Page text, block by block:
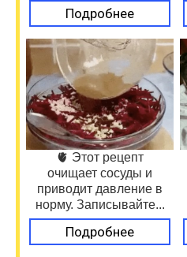
Подробнее
🫀 Этот рецепт
очищает сосуды и
приводит давление в
норму. Записывайте...
Подробнее